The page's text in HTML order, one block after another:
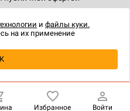
о наличии
Избранное Войти
и файлы куки.
на их применение